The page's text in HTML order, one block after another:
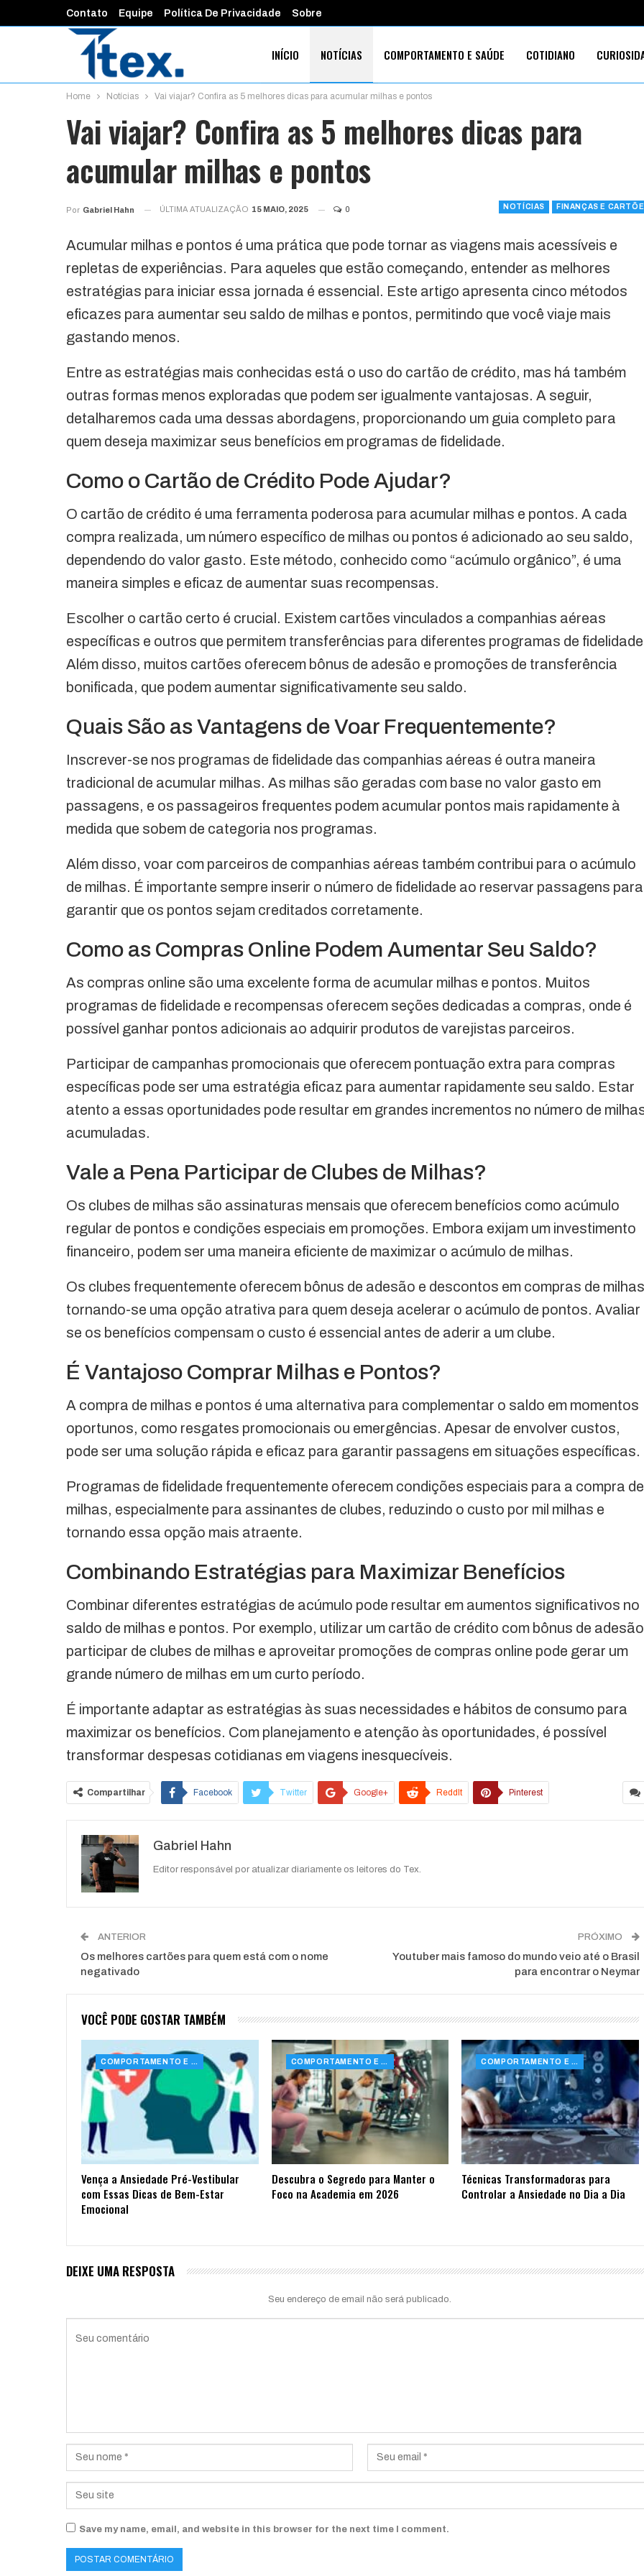
Contato Equipe Política De Privacidade Sobre
INÍCIO NOTÍCIAS COMPORTAMENTO E SAÚDE COTIDIANO
Home Notícias Vai viajar? Confira as 5 melhores dicas para acumular milhas e pontos
Vai viajar? Confira as 5 melhores dicas para
acumular milhas e pontos
NOTÍCIAS FINANÇAS E
Por Gabriel Hahn ÚLTIMA ATUALIZAÇÃO 15 MAIO, 2025 0
Acumular milhas e pontos é uma prática que pode tornar as viagens mais acessíveis e
repletas de experiências. Para aqueles que estão começando, entender as melhores
estratégias para iniciar essa jornada é essencial. Este artigo apresenta cinco métodos
eficazes para aumentar seu saldo de milhas e pontos, permitindo que você viaje mais
gastando menos.
Entre as estratégias mais conhecidas está o uso do cartão de crédito, mas há também
outras formas menos exploradas que podem ser igualmente vantajosas. A seguir,
detalharemos cada uma dessas abordagens, proporcionando um guia completo para
quem deseja maximizar seus benefícios em programas de fidelidade.
Como o Cartão de Crédito Pode Ajudar?
O cartão de crédito é uma ferramenta poderosa para acumular milhas e pontos. A cada
compra realizada, um número específico de milhas ou pontos é adicionado ao seu saldo,
dependendo do valor gasto. Este método, conhecido como “acúmulo orgânico”, é uma
maneira simples e eficaz de aumentar suas recompensas.
Escolher o cartão certo é crucial. Existem cartões vinculados a companhias aéreas
específicas e outros que permitem transferências para diferentes programas de
Além disso, muitos cartões oferecem bônus de adesão e promoções de transferência
bonificada, que podem aumentar significativamente seu saldo.
Quais São as Vantagens de Voar Frequentemente?
Inscrever-se nos programas de fidelidade das companhias aéreas é outra maneira
tradicional de acumular milhas. As milhas são geradas com base no valor gasto em
passagens, e os passageiros frequentes podem acumular pontos mais rapidamente à
medida que sobem de categoria nos programas.
Além disso, voar com parceiros de companhias aéreas também contribui para o acúmulo
de milhas. É importante sempre inserir o número de fidelidade ao reservar passagens para
garantir que os pontos sejam creditados corretamente.
Como as Compras Online Podem Aumentar Seu Saldo?
As compras online são uma excelente forma de acumular milhas e pontos. Muitos
programas de fidelidade e recompensas oferecem seções dedicadas a compras, onde é
possível ganhar pontos adicionais ao adquirir produtos de varejistas parceiros.
Participar de campanhas promocionais que oferecem pontuação extra para compras
específicas pode ser uma estratégia eficaz para aumentar rapidamente seu saldo. Estar
atento a essas oportunidades pode resultar em grandes incrementos no número de
acumuladas.
Vale a Pena Participar de Clubes de Milhas?
Os clubes de milhas são assinaturas mensais que oferecem benefícios como acúmulo
regular de pontos e condições especiais em promoções. Embora exijam um investimento
financeiro, podem ser uma maneira eficiente de maximizar o acúmulo de milhas.
Os clubes frequentemente oferecem bônus de adesão e descontos em compras de
tornando-se uma opção atrativa para quem deseja acelerar o acúmulo de pontos. Avaliar
se os benefícios compensam o custo é essencial antes de aderir a um clube.
É Vantajoso Comprar Milhas e Pontos?
A compra de milhas e pontos é uma alternativa para complementar o saldo em momentos
oportunos, como resgates promocionais ou emergências. Apesar de envolver custos,
pode ser uma solução rápida e eficaz para garantir passagens em situações específicas.
Programas de fidelidade frequentemente oferecem condições especiais para a compra de
milhas, especialmente para assinantes de clubes, reduzindo o custo por mil milhas e
tornando essa opção mais atraente.
Combinando Estratégias para Maximizar Benefícios
Combinar diferentes estratégias de acúmulo pode resultar em aumentos significativos no
saldo de milhas e pontos. Por exemplo, utilizar um cartão de crédito com bônus de
participar de clubes de milhas e aproveitar promoções de compras online pode gerar um
grande número de milhas em um curto período.
É importante adaptar as estratégias às suas necessidades e hábitos de consumo para
maximizar os benefícios. Com planejamento e atenção às oportunidades, é possível
transformar despesas cotidianas em viagens inesquecíveis.
Compartilhar Facebook Twitter Google+ ReddIt Pinterest
Gabriel Hahn
Editor responsável por atualizar diariamente os leitores do Tex.
ANTERIOR
Os melhores cartões para quem está com o nome
negativado
PRÓXIMO
Youtuber mais famoso do mundo veio até o Brasil
para encontrar o Neymar
VOCÊ PODE GOSTAR TAMBÉM
COMPORTAMENTO E SAÚDE
Vença a Ansiedade Pré-Vestibular
com Essas Dicas de Bem-Estar
Emocional
COMPORTAMENTO E SAÚDE
Descubra o Segredo para Manter o
Foco na Academia em 2026
COMPORTAMENTO E SAÚDE
Técnicas Transformadoras para
Controlar a Ansiedade no Dia a Dia
DEIXE UMA RESPOSTA
Seu endereço de email não será publicado.
Save my name, email, and website in this browser for the next time I comment.